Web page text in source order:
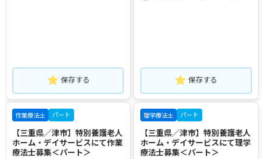
保存する 保存する
作業療法士 パート
【三重県／津市】特別養護老人
ホーム・デイサービスにて作業
療法士募集＜パート＞
理学療法士 パート
【三重県／津市】特別養護老人
ホーム・デイサービスにて理学
療法士募集＜パート＞